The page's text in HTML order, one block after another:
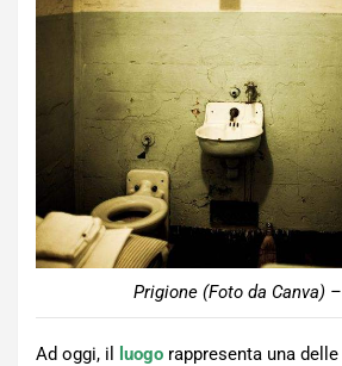
Prigione (Foto da Canva)
Ad oggi, il luogo rappresenta una